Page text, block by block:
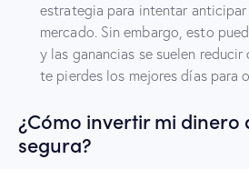
estrategia para intentar
mercado. Sin embargo, esto
y las ganancias se suelen
te pierdes los mejores días para
¿Cómo invertir mi dinero
segura?